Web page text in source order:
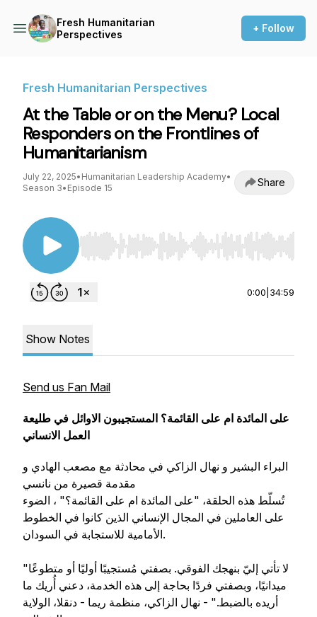
Fresh Humanitarian
Perspectives
+ Follow
Fresh Humanitarian Perspectives
At the Table or on the Menu? Local
Responders on the Frontlines of
Humanitarianism
July 22, 2025• Humanitarian Leadership Academy•
Season 3• Episode 15 Share
Use Left/Right to seek, Home/End to jump to
0:00 34:59
Show Notes
Send us Fan Mail
على المائدة ام على القائمة؟ المستجيبون الاوائل في طليعة
العمل الانساني
البراء البشير و نهال الزاكي في محادثة مع مصعب الهادي و
مقدمة قصيرة من نانسي
تُسلّط هذه الحلقة، "على المائدة ام على القائمة؟" ، الضوء
على العاملين في المجال الإنساني الذين كانوا في الخطوط
الأمامية للاستجابة في السودان.
"لا تأتي إليّ بنهجك الفوقي. بصفتي مُستجيبًا أوليًا أو متطوعًا
ميدانيًا، وبصفتي فردًا بحاجة إلى هذه الخدمة، دعني أُريك ما
أريده بالضبط." - نهال الزاكي، منظمة ريما - دنقلا، الولاية